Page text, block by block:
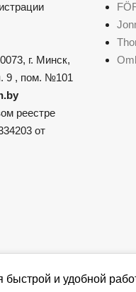
г. Минск,
9 , пом. №101
реестре
от
быстрой и удобной